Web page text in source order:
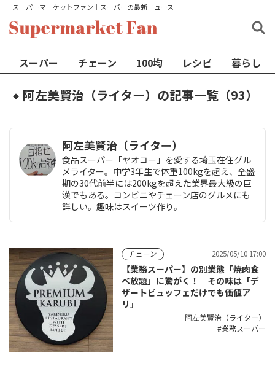
スーパーマーケットファン│スーパーの最新ニュース
スーパー チェーン 100均 レシピ 暮らし
◆ 阿左美賢治（ライター）の記事一覧（93）
阿左美賢治（ライター）
食品スーパー「ヤオコー」を愛する埼玉在住グル
メライター。中学3年生で体重100kgを超え、全盛
期の30代前半には200kgを超えた業界最大級の巨
漢でもある。コンビニやチェーン店のグルメにも
詳しい。趣味はスイーツ作り。
チェーン 2025/05/10 17:00
【業務スーパー】の別業態「焼肉食
べ放題」に驚がく！ その味は「デ
ザートビュッフェだけでも価値ア
リ」
阿左美賢治（ライター）
業務スーパー